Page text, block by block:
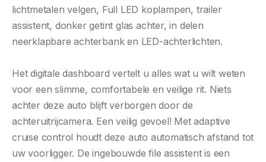
lichtmetalen velgen, Full LED koplampen, trailer
assistent, donker getint glas achter, in delen
neerklapbare achterbank en LED-achterlichten.
Het digitale dashboard vertelt u alles wat u wilt weten
voor een slimme, comfortabele en veilige rit. Niets
achter deze auto blijft verborgen door de
achteruitrijcamera. Een veilig gevoel! Met adaptive
cruise control houdt deze auto automatisch afstand tot
uw voorligger. De ingebouwde file assistent is een